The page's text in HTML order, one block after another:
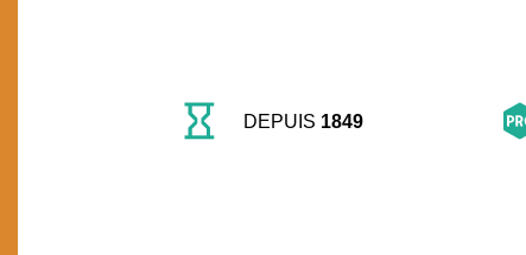
DEPUIS 1849